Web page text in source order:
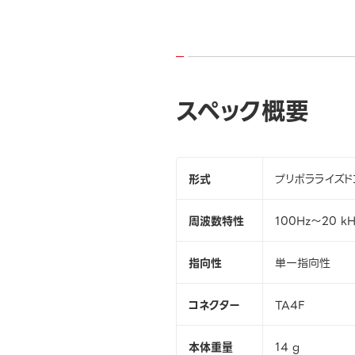
スペック概要
形式 プリポラライズ
周波数特性 100Hz～20
指向性 単一指向性
コネクター TA4F
本体重量 14 g